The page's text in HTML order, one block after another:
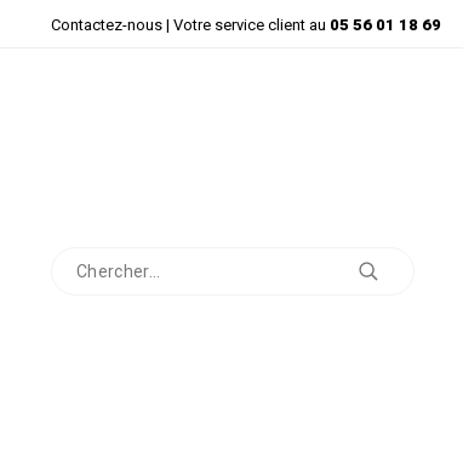
Contactez-nous| Votre service client au 05 56 01 18 69